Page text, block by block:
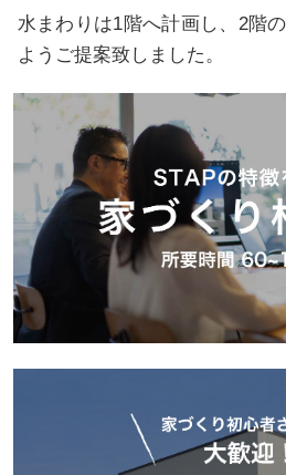
水まわりは1階へ計画し、2階
ようご提案致しました。